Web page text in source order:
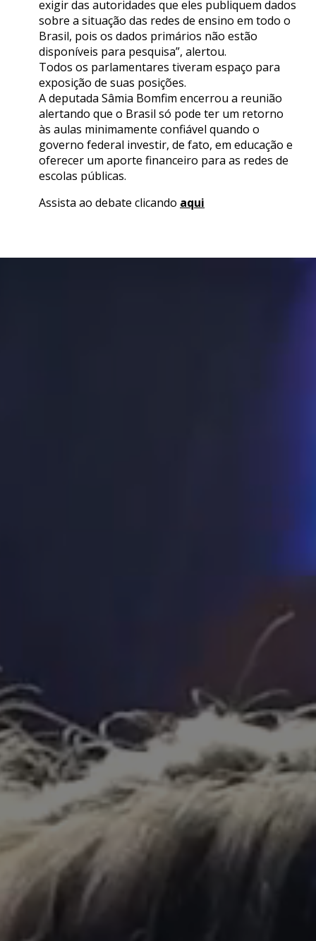
exigir das autoridades que eles publiquem dados
sobre a situação das redes de ensino em todo o
Brasil, pois os dados primários não estão
disponíveis para pesquisa”, alertou.
Todos os parlamentares tiveram espaço para
exposição de suas posições.
A deputada Sâmia Bomfim encerrou a reunião
alertando que o Brasil só pode ter um retorno
às aulas minimamente confiável quando o
governo federal investir, de fato, em educação e
oferecer um aporte financeiro para as redes de
escolas públicas.
Assista ao debate clicando aqui